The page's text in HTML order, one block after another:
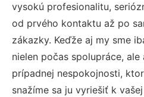
vysokú profesionalitu,
od prvého kontaktu až po
zákazky. Keďže aj my sme
nielen počas spolupráce,
prípadnej nespokojnosti,
snažíme sa ju vyriešiť k